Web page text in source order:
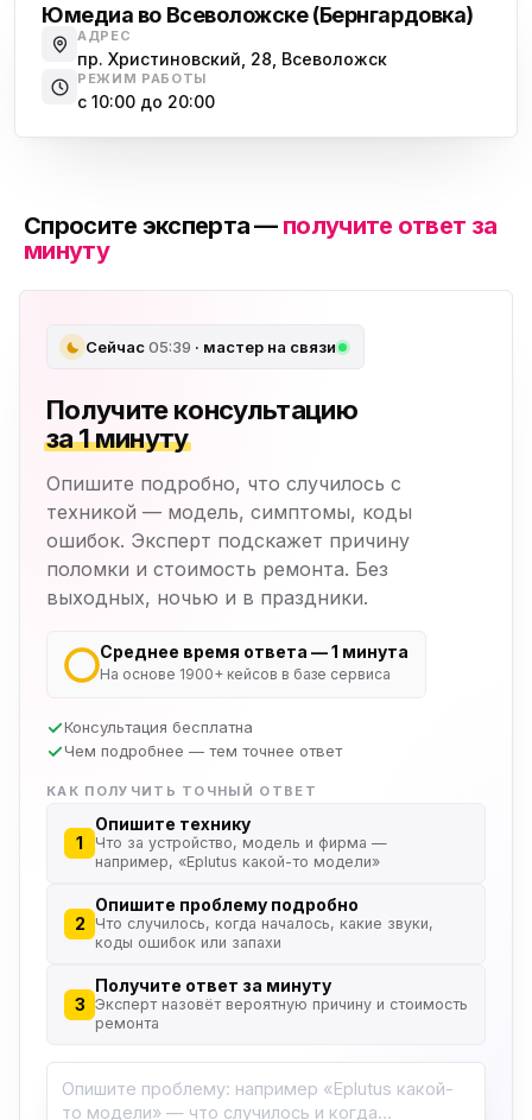
Юмедиа во Всеволожске (Бернгардовка)
АДРЕС
пр. Христиновский, 28, Всеволожск
РЕЖИМ РАБОТЫ
с 10:00 до 20:00
Спросите эксперта — получите ответ за
минуту
Сейчас05:39 · мастер на связи
Получите консультацию
за 1 минуту
Опишите подробно, что случилось с
техникой — модель, симптомы, коды
ошибок. Эксперт подскажет причину
поломки и стоимость ремонта. Без
выходных, ночью и в праздники.
Среднее время ответа — 1 минута
На основе 1900+ кейсов в базе сервиса
Консультация бесплатна
Чем подробнее — тем точнее ответ
КАК ПОЛУЧИТЬ ТОЧНЫЙ ОТВЕТ
1
Опишите технику
Что за устройство, модель и фирма —
например, «Eplutus какой-то модели»
2
Опишите проблему подробно
Что случилось, когда началось, какие звуки,
коды ошибок или запахи
3
Получите ответ за минуту
Эксперт назовёт вероятную причину и стоимость
ремонта